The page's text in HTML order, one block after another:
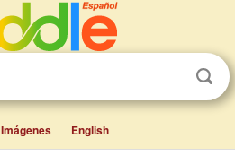
Imágenes English